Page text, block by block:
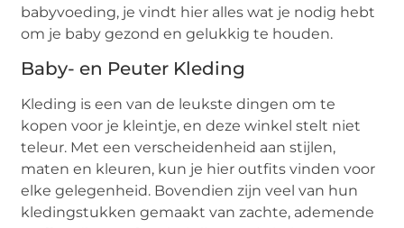
babyvoeding, je vindt hier alles wat je nodig hebt
om je baby gezond en gelukkig te houden.
Baby- en Peuter Kleding
Kleding is een van de leukste dingen om te
kopen voor je kleintje, en deze winkel stelt niet
teleur. Met een verscheidenheid aan stijlen,
maten en kleuren, kun je hier outfits vinden voor
elke gelegenheid. Bovendien zijn veel van hun
kledingstukken gemaakt van zachte, ademende